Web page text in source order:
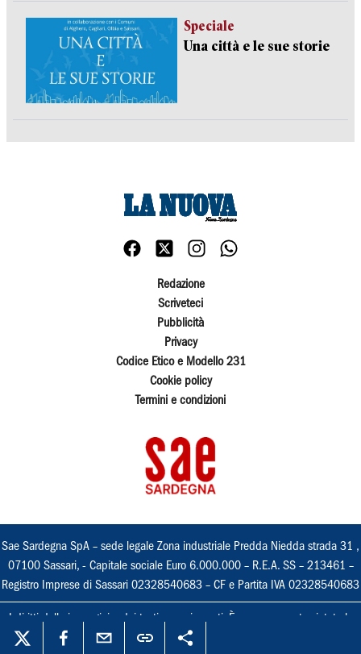
Speciale
Una città e le sue storie
Redazione
Scriveteci
Pubblicità
Privacy
Codice Etico e Modello 231
Cookie policy
Termini e condizioni
Sae Sardegna SpA – sede legale Zona industriale Predda Niedda strada 31 ,
07100 Sassari, - Capitale sociale Euro 6.000.000 – R.E.A. SS – 213461 –
Registro Imprese di Sassari 02328540683 – CF e Partita IVA 02328540683
I diritti delle immagini e dei testi sono riservati. È espressamente vietata la
loro riproduzione con qualsiasi mezzo e l'adattamento totale o parziale.